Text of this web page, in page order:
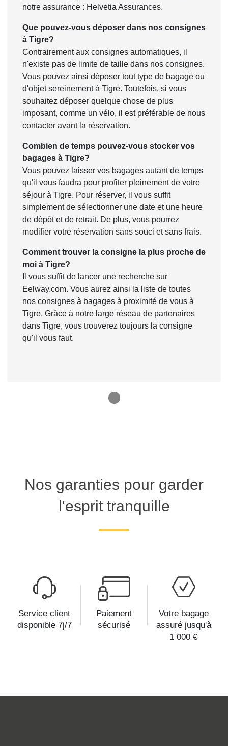
notre assurance : Helvetia Assurances.
Que pouvez-vous déposer dans nos consignes
à Tigre?
Contrairement aux consignes automatiques, il
n'existe pas de limite de taille dans nos consignes.
Vous pouvez ainsi déposer tout type de bagage ou
d'objet sereinement à Tigre. Toutefois, si vous
souhaitez déposer quelque chose de plus
imposant, comme un vélo, il est préférable de nous
contacter avant la réservation.
Combien de temps pouvez-vous stocker vos
bagages à Tigre?
Vous pouvez laisser vos bagages autant de temps
qu'il vous faudra pour profiter pleinement de votre
séjour à Tigre. Pour réserver, il vous suffit
simplement de sélectionner une date et une heure
de dépôt et de retrait. De plus, vous pourrez
modifier votre réservation sans souci et sans frais.
Comment trouver la consigne la plus proche de
moi à Tigre?
Il vous suffit de lancer une recherche sur
Eelway.com. Vous aurez ainsi la liste de toutes
nos consignes à bagages à proximité de vous à
Tigre. Grâce à notre large réseau de partenaires
dans Tigre, vous trouverez toujours la consigne
qu'il vous faut.
Nos garanties pour garder
l'esprit tranquille
Service client
disponible 7j/7
Paiement
sécurisé
Votre bagage
assuré jusqu'à
1 000 €